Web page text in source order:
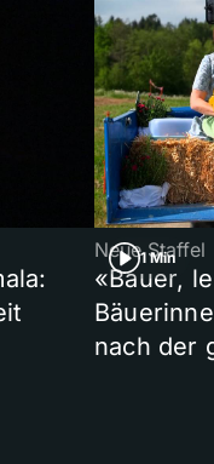
1 Min
Neue Staffel
«Bauer,
nach der